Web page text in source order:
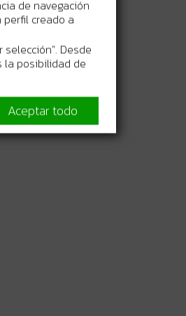
de navegación
creado a
Desde
la posibilidad de
Aceptar todo